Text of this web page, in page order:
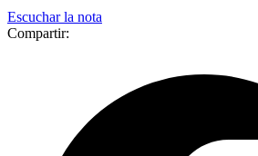
Escuchar la nota
Compartir: